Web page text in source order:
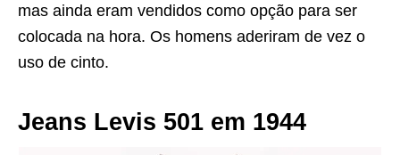
mas ainda eram vendidos como opção para ser
colocada na hora. Os homens aderiram de vez o
uso de cinto.
Jeans Levis 501 em 1944